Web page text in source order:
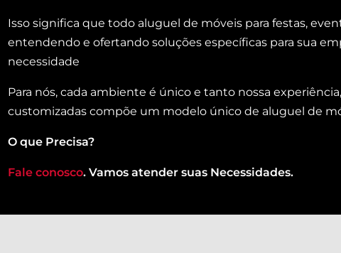
Isso significa que todo aluguel de móveis para festas,
entendendo e ofertando soluções específicas para sua
necessidade
Para nós, cada ambiente é único e tanto nossa
customizadas compõe um modelo único de aluguel de
O que Precisa?
Fale conosco. Vamos atender suas Necessidades.